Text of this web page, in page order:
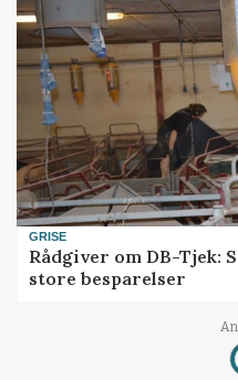
GRISE
Rådgiver om DB-Tjek:
store besparelser